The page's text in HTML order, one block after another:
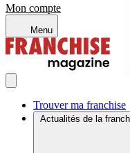
Mon compte
Menu
Trouver ma franchise
Actualités de la